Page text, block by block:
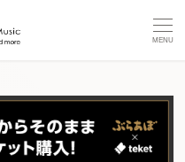
MENU